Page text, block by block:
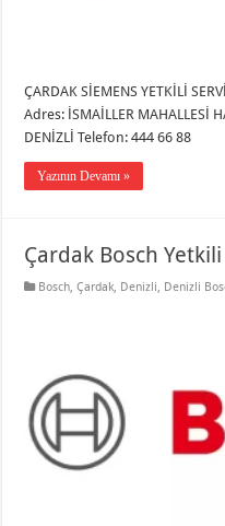
ÇARDAK SİEMENS YETKİLİ
Adres: İSMAİLLER MAHALLESİ
DENİZLİ Telefon: 444 66 88
Yazının Devamı »
Çardak Bosch
Bosch ,Çardak Denizli Denizli